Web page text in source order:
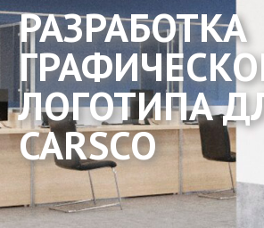
РАЗРАБОТКА
ЛОГОТИПА
CARSCO